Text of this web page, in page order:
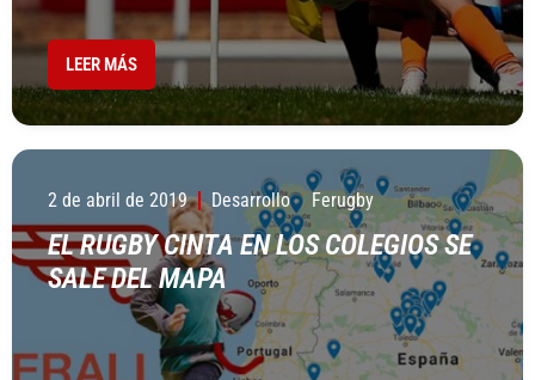
LEER MÁS
2 de abril de 2019 Desarrollo Ferugby
EL RUGBY CINTA EN LOS COLEGIOS SE
SALE DEL MAPA